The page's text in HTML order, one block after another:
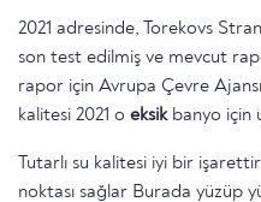
2021 adresinde, Torekovs
son test edilmiş ve mevcut
rapor için Avrupa Çevre
kalitesi 2021 o eksikbanyo için
Tutarlı su kalitesi iyi bir
noktası sağlar Burada yüzüp